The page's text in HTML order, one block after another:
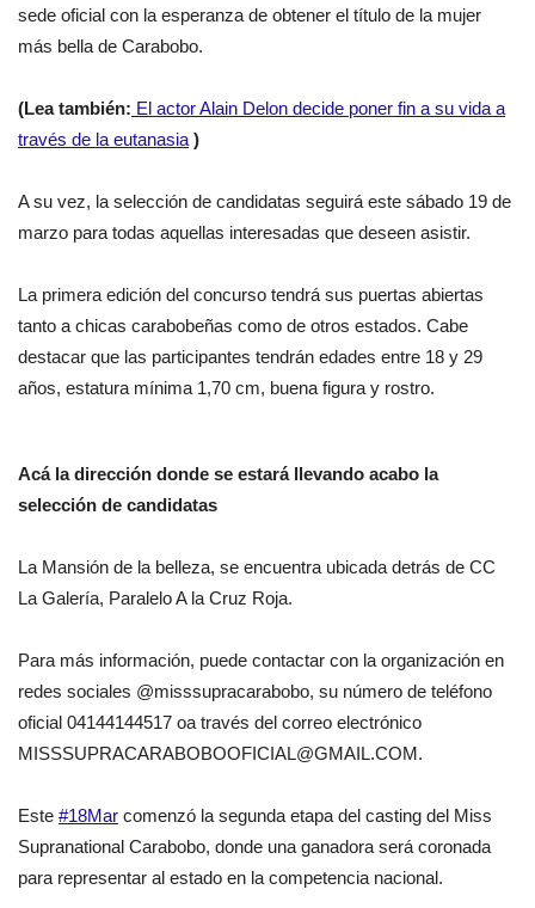
sede oficial con la esperanza de obtener el título de la mujer
más bella de Carabobo.
(Lea también: El actor Alain Delon decide poner fin a su vida a
través de la eutanasia )
A su vez, la selección de candidatas seguirá este sábado 19 de
marzo para todas aquellas interesadas que deseen asistir.
La primera edición del concurso tendrá sus puertas abiertas
tanto a chicas carabobeñas como de otros estados. Cabe
destacar que las participantes tendrán edades entre 18 y 29
años, estatura mínima 1,70 cm, buena figura y rostro.
Acá la dirección donde se estará llevando acabo la
selección de candidatas
La Mansión de la belleza, se encuentra ubicada detrás de CC
La Galería, Paralelo A la Cruz Roja.
Para más información, puede contactar con la organización en
redes sociales @misssupracarabobo, su número de teléfono
oficial 04144144517 oa través del correo electrónico
MISSSUPRACARABOBOOFICIAL@GMAIL.COM.
Este #18Mar comenzó la segunda etapa del casting del Miss
Supranational Carabobo, donde una ganadora será coronada
para representar al estado en la competencia nacional.